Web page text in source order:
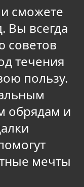
сможете
Вы всегда
советов
течения
пользу.
обрядам и
мечты